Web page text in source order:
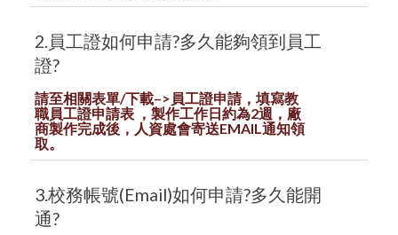
2.員工證如何申請?多久能夠領到員工
證?
請至相關表單/下載–>員工證申請，填寫教
職員工證申請表 ，製作工作日約為2週，廠
商製作完成後，人資處會寄送EMAIL通知領
取。
3.校務帳號(Email)如何申請?多久能開
通?